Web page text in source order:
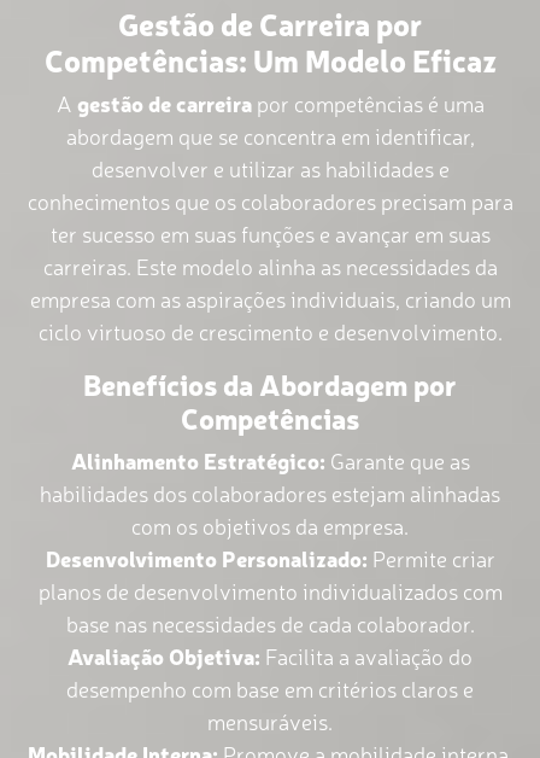
Gestão de Carreira por
Competências: Um Modelo Eficaz
A gestão de carreirapor competências é uma
abordagem que se concentra em identificar,
desenvolver e utilizar as habilidades e
conhecimentos que os colaboradores precisam para
ter sucesso em suas funções e avançar em suas
carreiras. Este modelo alinha as necessidades da
empresa com as aspirações individuais, criando um
ciclo virtuoso de crescimento e desenvolvimento.
Benefícios da Abordagem por
Competências
Alinhamento Estratégico: Garante que as
habilidades dos colaboradores estejam alinhadas
com os objetivos da empresa.
Desenvolvimento Personalizado: Permite criar
planos de desenvolvimento individualizados com
base nas necessidades de cada colaborador.
Avaliação Objetiva: Facilita a avaliação do
desempenho com base em critérios claros e
mensuráveis.